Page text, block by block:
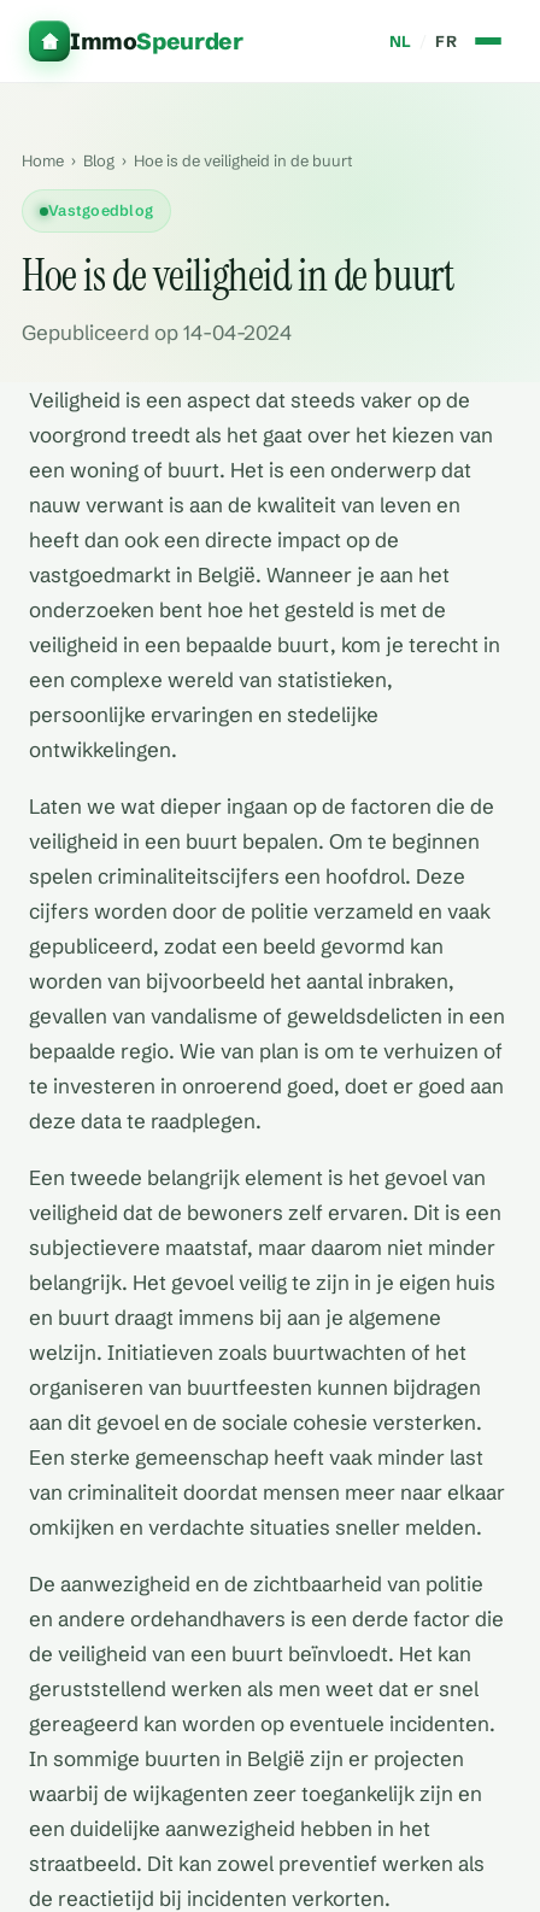
ImmoSpeurder NL FR
Home › Blog › Hoe is de veiligheid in de buurt
Vastgoedblog
Hoe is de veiligheid in de buurt
Gepubliceerd op 14-04-2024
Veiligheid is een aspect dat steeds vaker op de
voorgrond treedt als het gaat over het kiezen van
een woning of buurt. Het is een onderwerp dat
nauw verwant is aan de kwaliteit van leven en
heeft dan ook een directe impact op de
vastgoedmarkt in België. Wanneer je aan het
onderzoeken bent hoe het gesteld is met de
veiligheid in een bepaalde buurt, kom je terecht in
een complexe wereld van statistieken,
persoonlijke ervaringen en stedelijke
ontwikkelingen.
Laten we wat dieper ingaan op de factoren die de
veiligheid in een buurt bepalen. Om te beginnen
spelen criminaliteitscijfers een hoofdrol. Deze
cijfers worden door de politie verzameld en vaak
gepubliceerd, zodat een beeld gevormd kan
worden van bijvoorbeeld het aantal inbraken,
gevallen van vandalisme of geweldsdelicten in een
bepaalde regio. Wie van plan is om te verhuizen of
te investeren in onroerend goed, doet er goed aan
deze data te raadplegen.
Een tweede belangrijk element is het gevoel van
veiligheid dat de bewoners zelf ervaren. Dit is een
subjectievere maatstaf, maar daarom niet minder
belangrijk. Het gevoel veilig te zijn in je eigen huis
en buurt draagt immens bij aan je algemene
welzijn. Initiatieven zoals buurtwachten of het
organiseren van buurtfeesten kunnen bijdragen
aan dit gevoel en de sociale cohesie versterken.
Een sterke gemeenschap heeft vaak minder last
van criminaliteit doordat mensen meer naar elkaar
omkijken en verdachte situaties sneller melden.
De aanwezigheid en de zichtbaarheid van politie
en andere ordehandhavers is een derde factor die
de veiligheid van een buurt beïnvloedt. Het kan
geruststellend werken als men weet dat er snel
gereageerd kan worden op eventuele incidenten.
In sommige buurten in België zijn er projecten
waarbij de wijkagenten zeer toegankelijk zijn en
een duidelijke aanwezigheid hebben in het
straatbeeld. Dit kan zowel preventief werken als
de reactietijd bij incidenten verkorten.